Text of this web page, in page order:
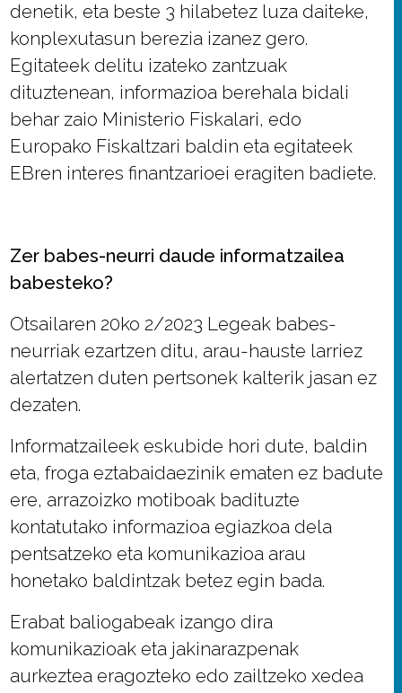
denetik, eta beste 3 hilabetez luza daiteke,
konplexutasun berezia izanez gero.
Egitateek delitu izateko zantzuak
dituztenean, informazioa berehala bidali
behar zaio Ministerio Fiskalari, edo
Europako Fiskaltzari baldin eta egitateek
EBren interes finantzarioei eragiten badiete.
Zer babes-neurri daude informatzailea
babesteko?
Otsailaren 20ko 2/2023 Legeak babes-
neurriak ezartzen ditu, arau-hauste larriez
alertatzen duten pertsonek kalterik jasan ez
dezaten.
Informatzaileek eskubide hori dute, baldin
eta, froga eztabaidaezinik ematen ez badute
ere, arrazoizko motiboak badituzte
kontatutako informazioa egiazkoa dela
pentsatzeko eta komunikazioa arau
honetako baldintzak betez egin bada.
Erabat baliogabeak izango dira
komunikazioak eta jakinarazpenak
aurkeztea eragozteko edo zailtzeko xedea